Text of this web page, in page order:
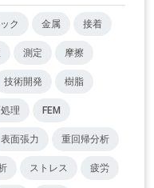
ク 金属 接着
測定 摩擦
技術開発 樹脂
理 FEM
表面張力 重回帰分析
ストレス 疲労